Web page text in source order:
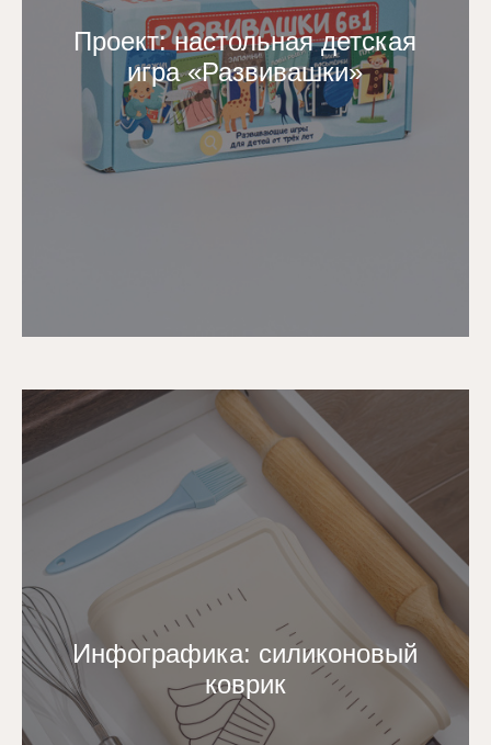
Проект: настольная детская
игра «Развивашки»
Инфографика: силиконовый
коврик